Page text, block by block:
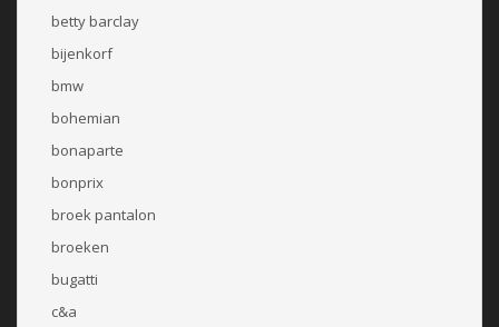
betty barclay
bijenkorf
bmw
bohemian
bonaparte
bonprix
broek pantalon
broeken
bugatti
c&a